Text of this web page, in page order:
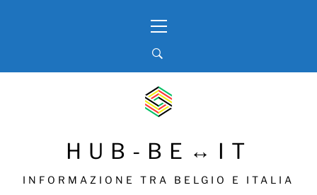
Menu
HUB-BE↔IT
INFORMAZIONE TRA BELGIO E ITALIA